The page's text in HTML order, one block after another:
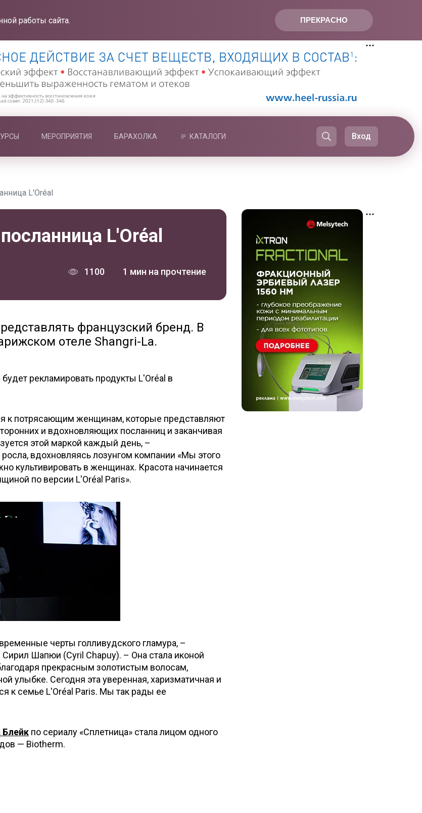
ПРЕКРАСНО
работы сайта.
МЕРОПРИЯТИЯ БАРАХОЛКА КАТАЛОГИ Вход
L'Oréal
L'Oréal
1100 1 мин на прочтение
французский бренд. В
отеле Shangri-La.
рекламировать продукты L'Oréal в
к потрясающим женщинам, которые представляют
и вдохновляющих посланниц и заканчивая
этой маркой каждый день, –
вдохновляясь лозунгом компании «Мы этого
культивировать в женщинах. Красота начинается
по версии L'Oréal Paris».
черты голливудского гламура, –
Сирил Шапюи (Cyril Chapuy). – Она стала иконой
прекрасным золотистым волосам,
улыбке. Сегодня эта уверенная, харизматичная и
к семье L'Oréal Paris. Мы так рады ее
Блейк по сериалу «Сплетница» стала лицом одного
— Biotherm.